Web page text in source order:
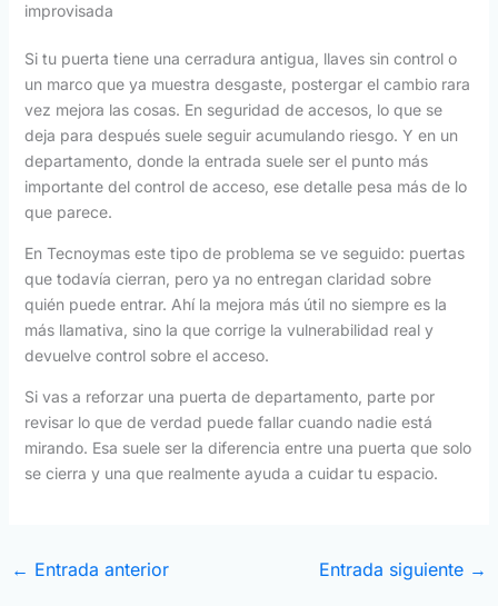
improvisada
Si tu puerta tiene una cerradura antigua, llaves sin control o
un marco que ya muestra desgaste, postergar el cambio rara
vez mejora las cosas. En seguridad de accesos, lo que se
deja para después suele seguir acumulando riesgo. Y en un
departamento, donde la entrada suele ser el punto más
importante del control de acceso, ese detalle pesa más de lo
que parece.
En Tecnoymas este tipo de problema se ve seguido: puertas
que todavía cierran, pero ya no entregan claridad sobre
quién puede entrar. Ahí la mejora más útil no siempre es la
más llamativa, sino la que corrige la vulnerabilidad real y
devuelve control sobre el acceso.
Si vas a reforzar una puerta de departamento, parte por
revisar lo que de verdad puede fallar cuando nadie está
mirando. Esa suele ser la diferencia entre una puerta que solo
se cierra y una que realmente ayuda a cuidar tu espacio.
← Entrada anterior Entrada siguiente →